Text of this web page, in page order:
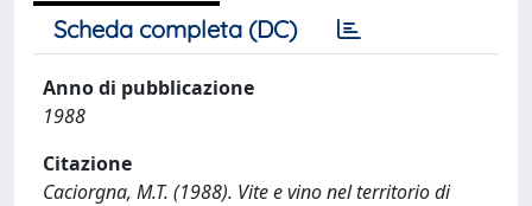
Scheda completa (DC)
Anno di pubblicazione
1988
Citazione
Caciorgna, M.T. (1988). Vite e vino nel territorio di